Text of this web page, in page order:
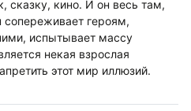
сказку, кино. И он весь там,
героям,
испытывает массу
некая взрослая
этот мир иллюзий.